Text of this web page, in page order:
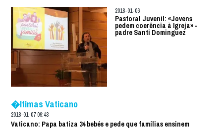
2018-01-06
Pastoral Juvenil: «Jovens
pedem coerência à Igreja» -
padre Santi Dominguez
�ltimas Vaticano
2018-01-07 09:43
Vaticano: Papa batiza 34 bebés e pede que famílias ensinem